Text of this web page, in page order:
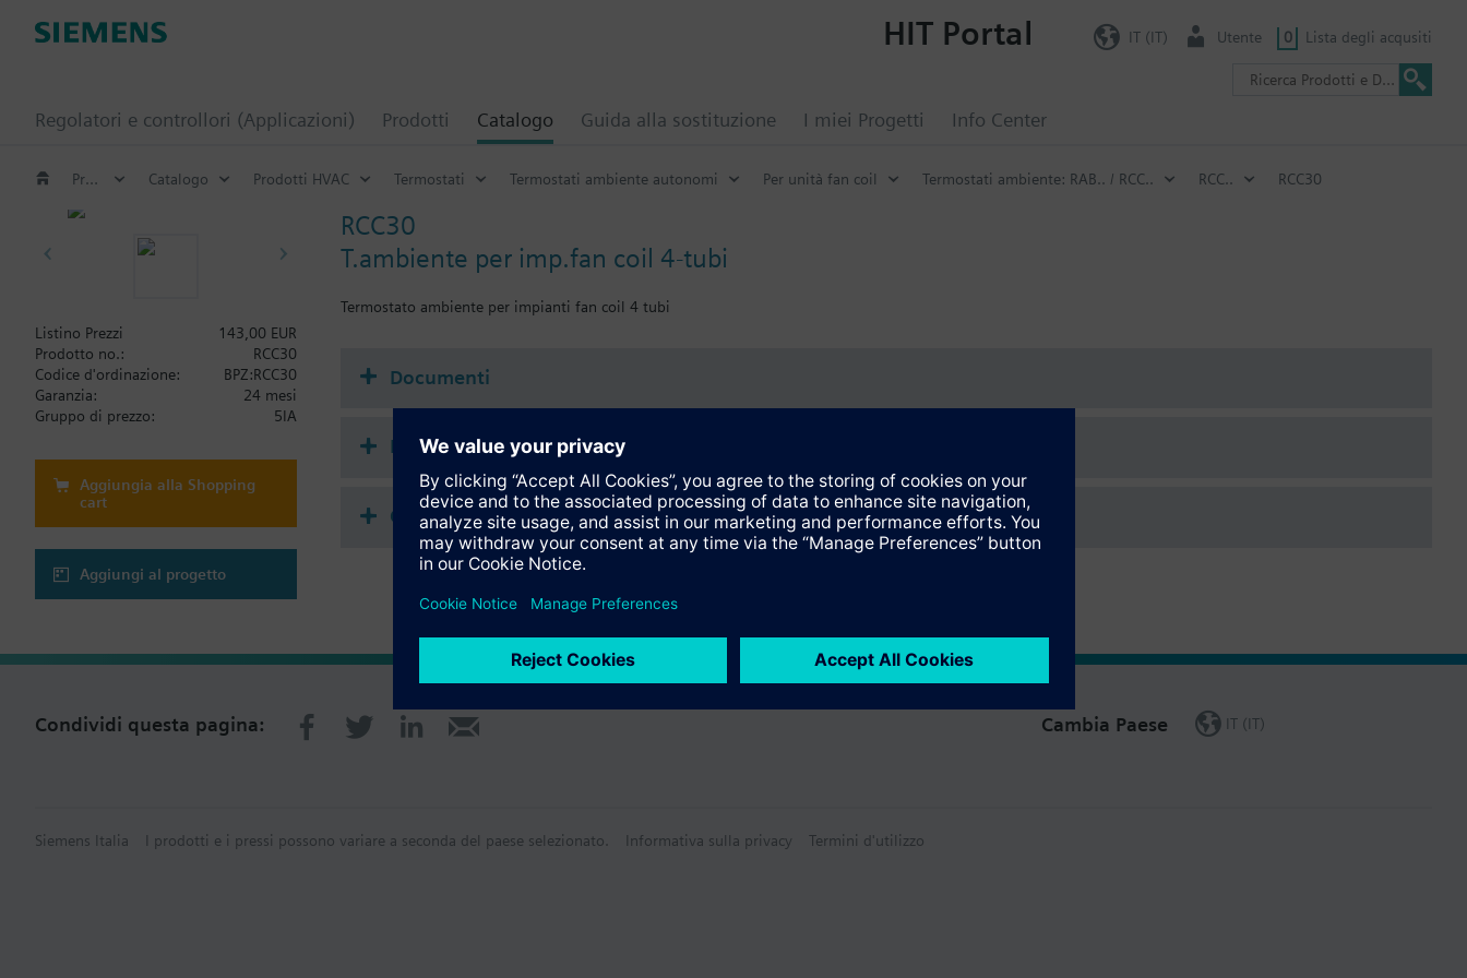
Regolatori e controllori (Applicazioni) Prodotti Catalogo Guida alla sostituzione I miei Progetti Info Center
HIT Portal IT (IT) Utente 0 Lista degli acqusiti
Prodotti HVAC Catalogo Prodotti HVAC Termostati Termostati ambiente autonomi Per unità fan coil Termostati ambiente: RAB.. / RCC.. RCC.. RCC30
RCC30
T.ambiente per imp.fan coil 4-tubi
Termostato ambiente per impianti fan coil 4 tubi
Listino Prezzi
143,00 EUR
Prodotto no.:
RCC30
Codice d'ordinazione:
BPZ:RCC30
Garanzia:
24 mesi
Gruppo di prezzo:
5IA
Aggiungia alla Shopping
cart
Aggiungi al progetto
Documenti
Riepilogo Tecnico
Compatible products
Condividi questa pagina: Cambia Paese IT (IT)
Siemens Italia I prodotti e i pressi possono variare a seconda del paese selezionato. Informativa sulla privacy Termini d'utilizzo